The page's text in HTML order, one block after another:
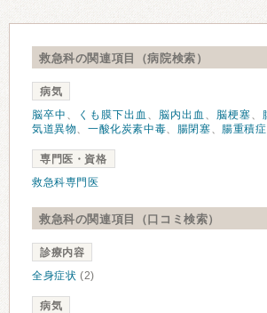
救急科の関連項目（病院検索）
病気
脳卒中 、 くも膜下出血 、 脳内出血 、 脳梗塞、
気道異物、一酸化炭素中毒、 腸閉塞、 腸重積症
専門医・資格
救急科専門医
救急科の関連項目（口コミ検索）
診療内容
全身症状 (2)
病気